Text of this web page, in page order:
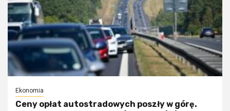
Ekonomia
Ceny opłat autostradowych poszły w górę.